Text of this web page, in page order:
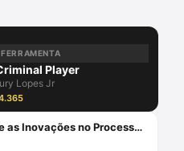
FERRAMENTA
Player
Lopes Jr
Alexandre Morais da Rosa e as Inovações no Processo Penal: Ferramentas Tecnológicas